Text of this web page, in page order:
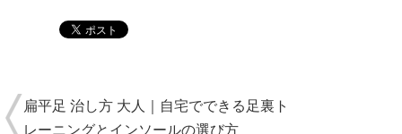
扁平足 治し方 大人｜自宅でできる足裏ト
レーニングとインソールの選び方